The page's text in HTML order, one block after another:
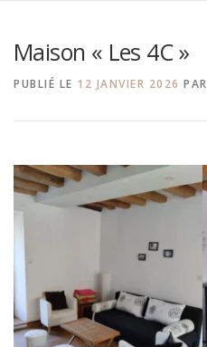
contenuMaison « Les 4C »
PUBLIÉ LE 12 JANVIER 2026 PAR